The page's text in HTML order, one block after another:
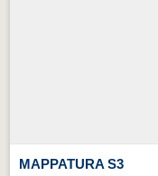
MAPPATURA S3